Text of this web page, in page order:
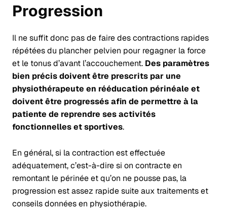
Progression
Il ne suffit donc pas de faire des contractions rapides
répétées du plancher pelvien pour regagner la force
et le tonus d’avant l’accouchement. Des paramètres
bien précis doivent être prescrits par une
physiothérapeute en rééducation périnéale et
doivent être progressés afin de permettre à la
patiente de reprendre ses activités
fonctionnelles et sportives.
En général, si la contraction est effectuée
adéquatement, c’est-à-dire si on contracte en
remontant le périnée et qu’on ne pousse pas, la
progression est assez rapide suite aux traitements et
conseils données en physiothérapie.